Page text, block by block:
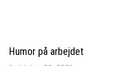
Humor på arbejdet